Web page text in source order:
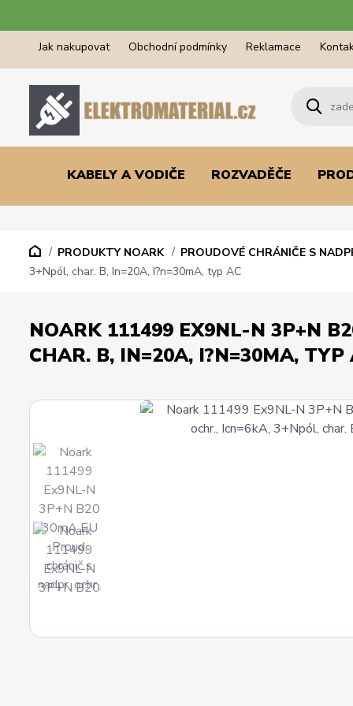
Jak nakupovat Obchodní podmínky Reklamace
KABELY A VODIČE ROZVADĚČE
PRODUKTY NOARK PROUDOVÉ CHRÁNIČE S
3+Npól, char. B, In=20A, I?n=30mA, typ AC
NOARK 111499 EX9NL-N 3P+N
CHAR. B, IN=20A, I?N=30MA, TYP